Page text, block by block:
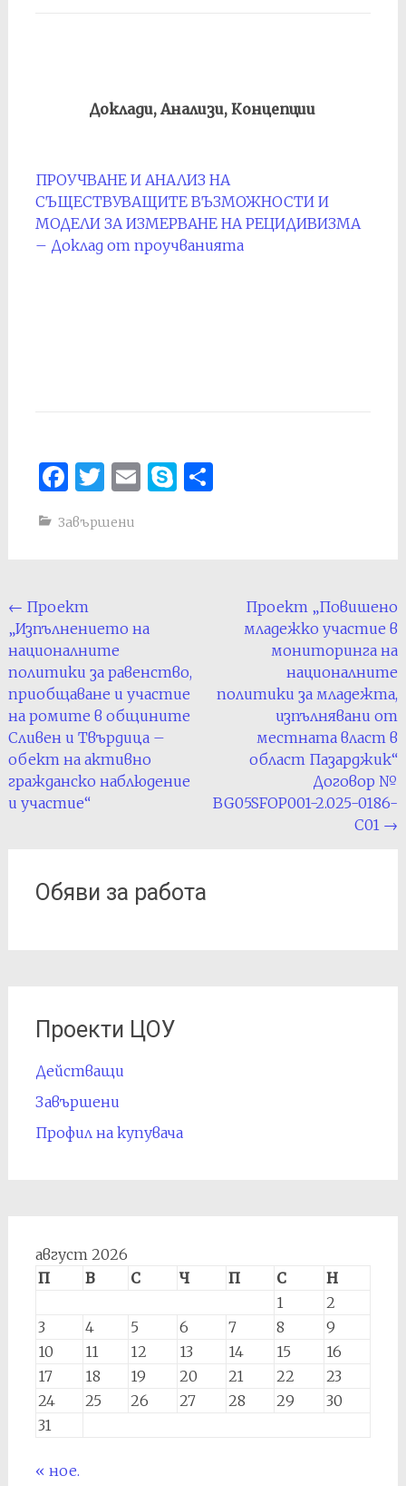
Доклади, Анализи, Концепции
ПРОУЧВАНЕ И АНАЛИЗ НА
СЪЩЕСТВУВАЩИТЕ ВЪЗМОЖНОСТИ И
МОДЕЛИ ЗА ИЗМЕРВАНЕ НА РЕЦИДИВИЗМА
– Доклад от проучванията
Facebook
Twitter
Email
Skype
Share
Завършени
Post
navigation
← Проект
„Изпълнението на
националните
политики за равенство,
приобщаване и участие
на ромите в общините
Сливен и Твърдица –
обект на активно
гражданско наблюдение
и участие“
Проект „Повишено
младежко участие в
мониторинга на
националните
политики за младежта,
изпълнявани от
местната власт в
област Пазарджик“
Договор №
BG05SFOP001-2.025-0186-
C01 →
Обяви за работа
Проекти ЦОУ
Действащи
Завършени
Профил на купувача
август 2026
П
В С Ч П С
Н
1
2
3
4 5 6 7 8
9
10
11 12 13 14 15
16
17
18 19 20 21 22
23
24
25 26 27 28 29
30
31
« ное.